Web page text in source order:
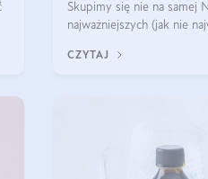
Skupimy się nie na samej
najważniejszych (jak nie
CZYTAJ